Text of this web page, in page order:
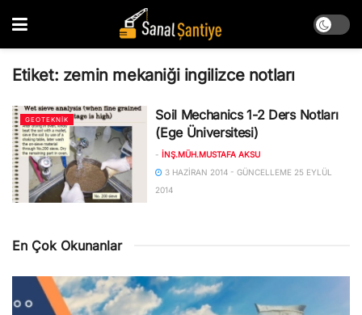
Etiket: zemin mekaniği ingilizce notları
GEOTEKNIK
Soil Mechanics 1-2 Ders Notları
(Ege Üniversitesi)
- İNŞ.MÜH.MUSTAFA AKSU
3 HAZIRAN 2014 - GÜNCELLEME 25 EYLÜL
2014
En Çok Okunanlar